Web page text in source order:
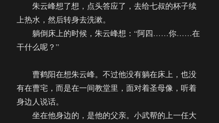
朱云峰想了想，点头答应了，去给七叔的杯子续
上热水，然后转身去洗漱。
躺倒床上的时候，朱云峰想：“阿四……你……在
干什么呢？”
曹鹤阳在想朱云峰。不过他没有躺在床上，也没
有在曹宅，而是在一间教堂里，面对着圣母像，听着
身边人说话。
坐在他身边的，是他的父亲。小武帮的上一任大